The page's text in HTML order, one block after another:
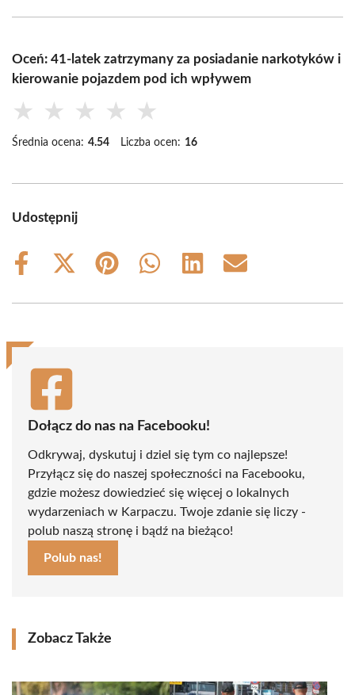
Oceń: 41-latek zatrzymany za posiadanie narkotyków i
kierowanie pojazdem pod ich wpływem
★ ★ ★ ★ ★
Średnia ocena: 4.54 Liczba ocen: 16
Udostępnij
Share
Share
(Twitter)
Share
Share
Share
Share
Dołącz do nas na Facebooku!
Odkrywaj, dyskutuj i dziel się tym co najlepsze!
Przyłącz się do naszej społeczności na Facebooku,
gdzie możesz dowiedzieć się więcej o lokalnych
wydarzeniach w Karpaczu. Twoje zdanie się liczy -
polub naszą stronę i bądź na bieżąco!
Polub nas!
Zobacz Także